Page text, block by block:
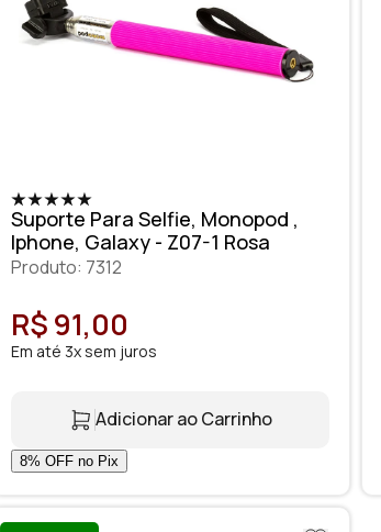
Suporte Para Selfie, Monopod ,
Iphone, Galaxy - Z07-1 Rosa
Produto: 7312
R$ 91,00
Em até 3x sem juros
Adicionar ao Carrinho